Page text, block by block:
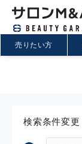
売りたい方
検索条件変更